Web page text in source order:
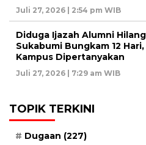
Juli 27, 2026 | 2:54 pm WIB
Diduga Ijazah Alumni
Sukabumi Bungkam 12
Kampus Dipertanyakan
Juli 27, 2026 | 7:29 am WIB
TOPIK TERKINI
Dugaan (227)